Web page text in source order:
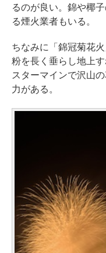
るのが良い。錦や椰
る煙火業者もいる。
ちなみに「錦冠菊花
粉を長く垂らし地上
スターマインで沢山
力がある。